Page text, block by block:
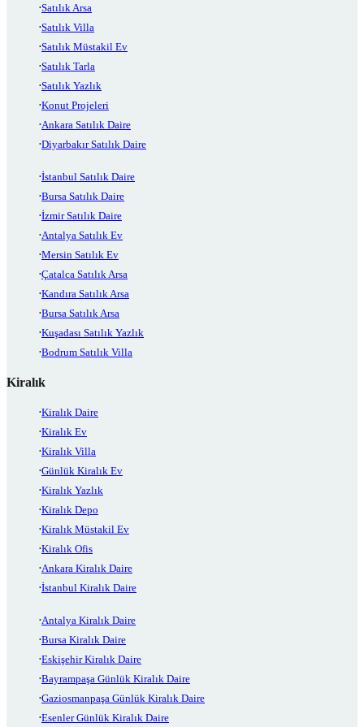
Satılık Arsa
Satılık Villa
Satılık Müstakil Ev
Satılık Tarla
Satılık Yazlık
Konut Projeleri
Ankara Satılık Daire
Diyarbakır Satılık Daire
İstanbul Satılık Daire
Bursa Satılık Daire
İzmir Satılık Daire
Antalya Satılık Ev
Mersin Satılık Ev
Çatalca Satılık Arsa
Kandıra Satılık Arsa
Bursa Satılık Arsa
Kuşadası Satılık Yazlık
Bodrum Satılık Villa
Kiralık
Kiralık Daire
Kiralık Ev
Kiralık Villa
Günlük Kiralık Ev
Kiralık Yazlık
Kiralık Depo
Kiralık Müstakil Ev
Kiralık Ofis
Ankara Kiralık Daire
İstanbul Kiralık Daire
Antalya Kiralık Daire
Bursa Kiralık Daire
Eskişehir Kiralık Daire
Bayrampaşa Günlük Kiralık Daire
Gaziosmanpaşa Günlük Kiralık Daire
Esenler Günlük Kiralık Daire